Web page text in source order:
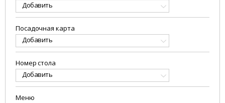
Добавить
Посадочная карта
Добавить
Номер стола
Добавить
Меню